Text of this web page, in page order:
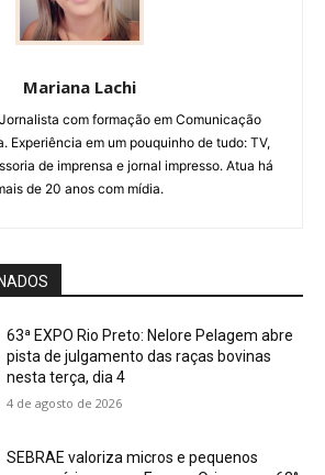
Mariana Lachi
com formação em Comunicação
Experiência em um pouquinho de tudo: TV,
de imprensa e jornal impresso. Atua há
de 20 anos com mídia.
63ª EXPO Rio Preto: Nelore Pelagem abre
pista de julgamento das raças bovinas
nesta terça, dia 4
4 de agosto de 2026
SEBRAE valoriza micros e pequenos